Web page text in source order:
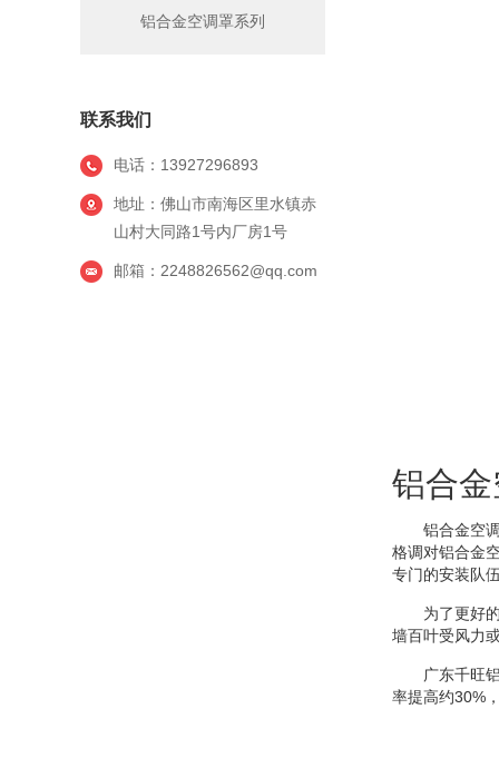
铝合金空调罩系列
联系我们
电话：13927296893
地址：佛山市南海区里水镇赤
山村大同路1号内厂房1号
邮箱：2248826562@qq.com
铝合
铝合金空调
格调对铝合金
专门的安装队
为了更好的
墙百叶受风力
广东千旺铝
率提高约30%